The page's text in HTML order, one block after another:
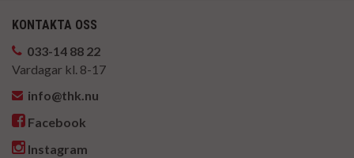
KONTAKTA OSS
033-14 88 22
Vardagar kl. 8-17
info@thk.nu
Facebook
Instagram